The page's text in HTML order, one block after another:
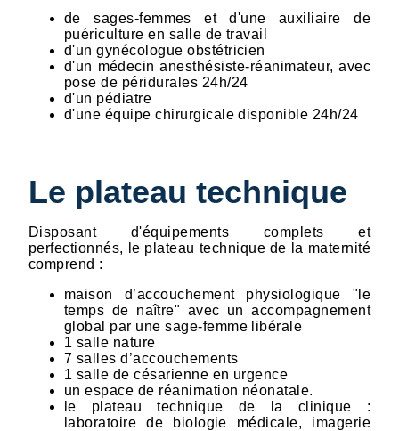
de sages-femmes et d'une auxiliaire de
puériculture en salle de travail
d'un gynécologue obstétricien
d'un médecin anesthésiste-réanimateur, avec
pose de péridurales 24h/24
d'un pédiatre
d'une équipe chirurgicale disponible 24h/24
Le plateau technique
Disposant d'équipements complets et
perfectionnés, le plateau technique de la maternité
comprend :
maison d’accouchement physiologique "le
temps de naître" avec un accompagnement
global par une sage-femme libérale
1 salle nature
7 salles d’accouchements
1 salle de césarienne en urgence
un espace de réanimation néonatale.
le plateau technique de la clinique :
laboratoire de biologie médicale, imagerie